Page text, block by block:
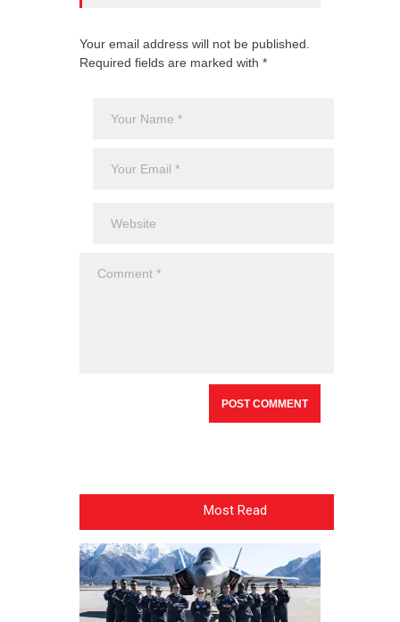
Your email address will not be published.
Required fields are marked with *
Most Read